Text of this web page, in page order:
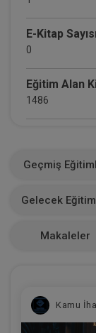
E-Kitap
0
Eğitim Alan
1486
0
Geçmiş
Gelecek
Makaleler
Kamu